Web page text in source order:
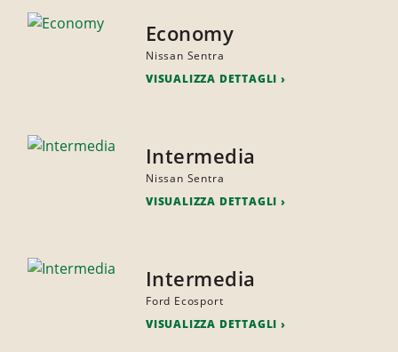
Economy
Nissan Sentra
VISUALIZZA DETTAGLI
Intermedia
Nissan Sentra
VISUALIZZA DETTAGLI
Intermedia
Ford Ecosport
VISUALIZZA DETTAGLI